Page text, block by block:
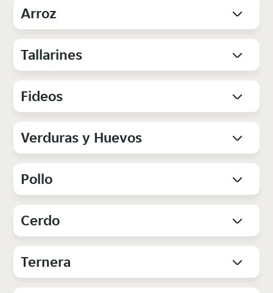
Arroz
Tallarines
Fideos
Verduras y Huevos
Pollo
Cerdo
Ternera